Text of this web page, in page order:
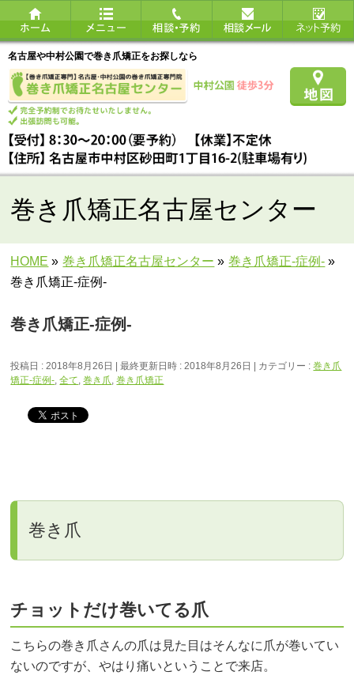
名古屋や中村公園で巻き爪矯正をお探しなら
巻き爪矯正名古屋センター
HOME » 巻き爪矯正名古屋センター » 巻き爪矯正‐症例‐ »
巻き爪矯正-症例-
巻き爪矯正-症例-
投稿日 : 2018年8月26日 最終更新日時 : 2018年8月26日 カテゴリー :巻き爪
矯正‐症例‐,全て,巻き爪,巻き爪矯正
巻き爪
チョットだけ巻いてる爪
こちらの巻き爪さんの爪は見た目はそんなに爪が巻いてい
ないのですが、やはり痛いということで来店。